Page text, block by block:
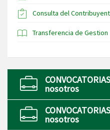
Consulta del
Transferencia de Gestion
nosotros
nosotros